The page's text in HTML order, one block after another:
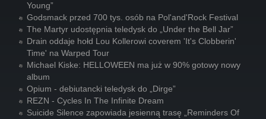
Young”
Godsmack przed 700 tys. osób na Pol'and'Rock Festival
The Martyr udostępnia teledysk do „Under the Bell Jar”
Drain oddaje hołd Lou Kollerowi coverem 'It's Clobberin'
Time' na Warped Tour
Michael Kiske: HELLOWEEN ma już w 90% gotowy nowy
album
Opium - debiutancki teledysk do „Dirge”
REZN - Cycles In The Infinite Dream
Suicide Silence zapowiada jesienną trasę „Reminders Of